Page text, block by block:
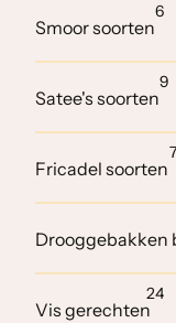
Smoor soorten
6
Satee's soorten
9
Fricadel soorten
7
Drooggebakken
Vis gerechten
24